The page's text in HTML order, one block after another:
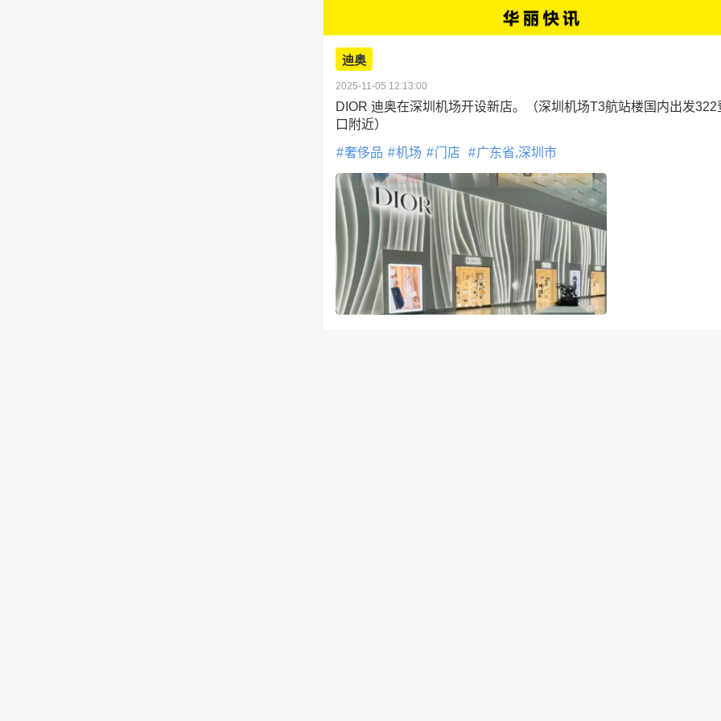
迪奥
2025-11-05 12:13:00
DIOR 迪奥在深圳机场开设新店。（深圳机场T3航站楼国内出发322
口附近）
奢侈品 机场 门店 广东省,深圳市